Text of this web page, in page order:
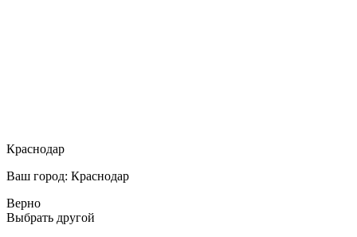
Краснодар
Ваш город: Краснодар
Верно
Выбрать другой